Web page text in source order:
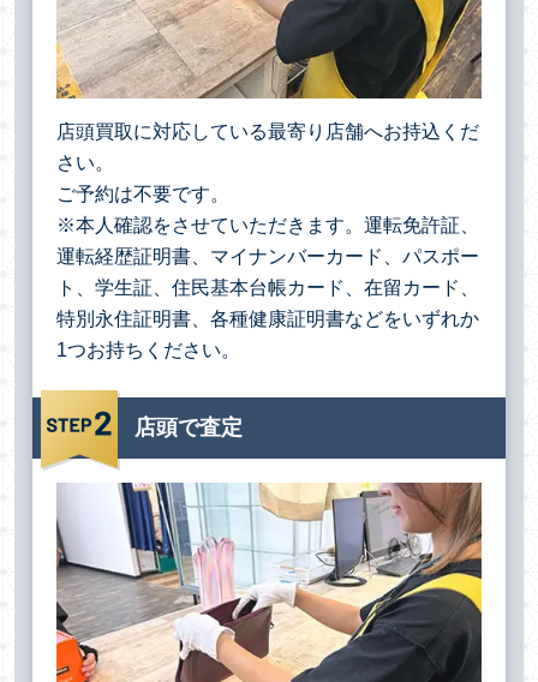
店頭買取に対応している最寄り店舗へお持込くだ
さい。
ご予約は不要です。
※本人確認をさせていただきます。運転免許証、
運転経歴証明書、マイナンバーカード、パスポー
ト、学生証、住民基本台帳カード、在留カード、
特別永住証明書、各種健康証明書などをいずれか
1つお持ちください。
店頭で査定